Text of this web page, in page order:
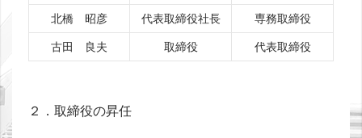
北橋 昭彦 代表取締役社長 専務取締役
古田 良夫 取締役 代表取締役
２．取締役の昇任